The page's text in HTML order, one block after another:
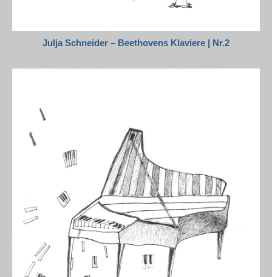
Julja Schneider – Beethovens Klaviere | Nr.2